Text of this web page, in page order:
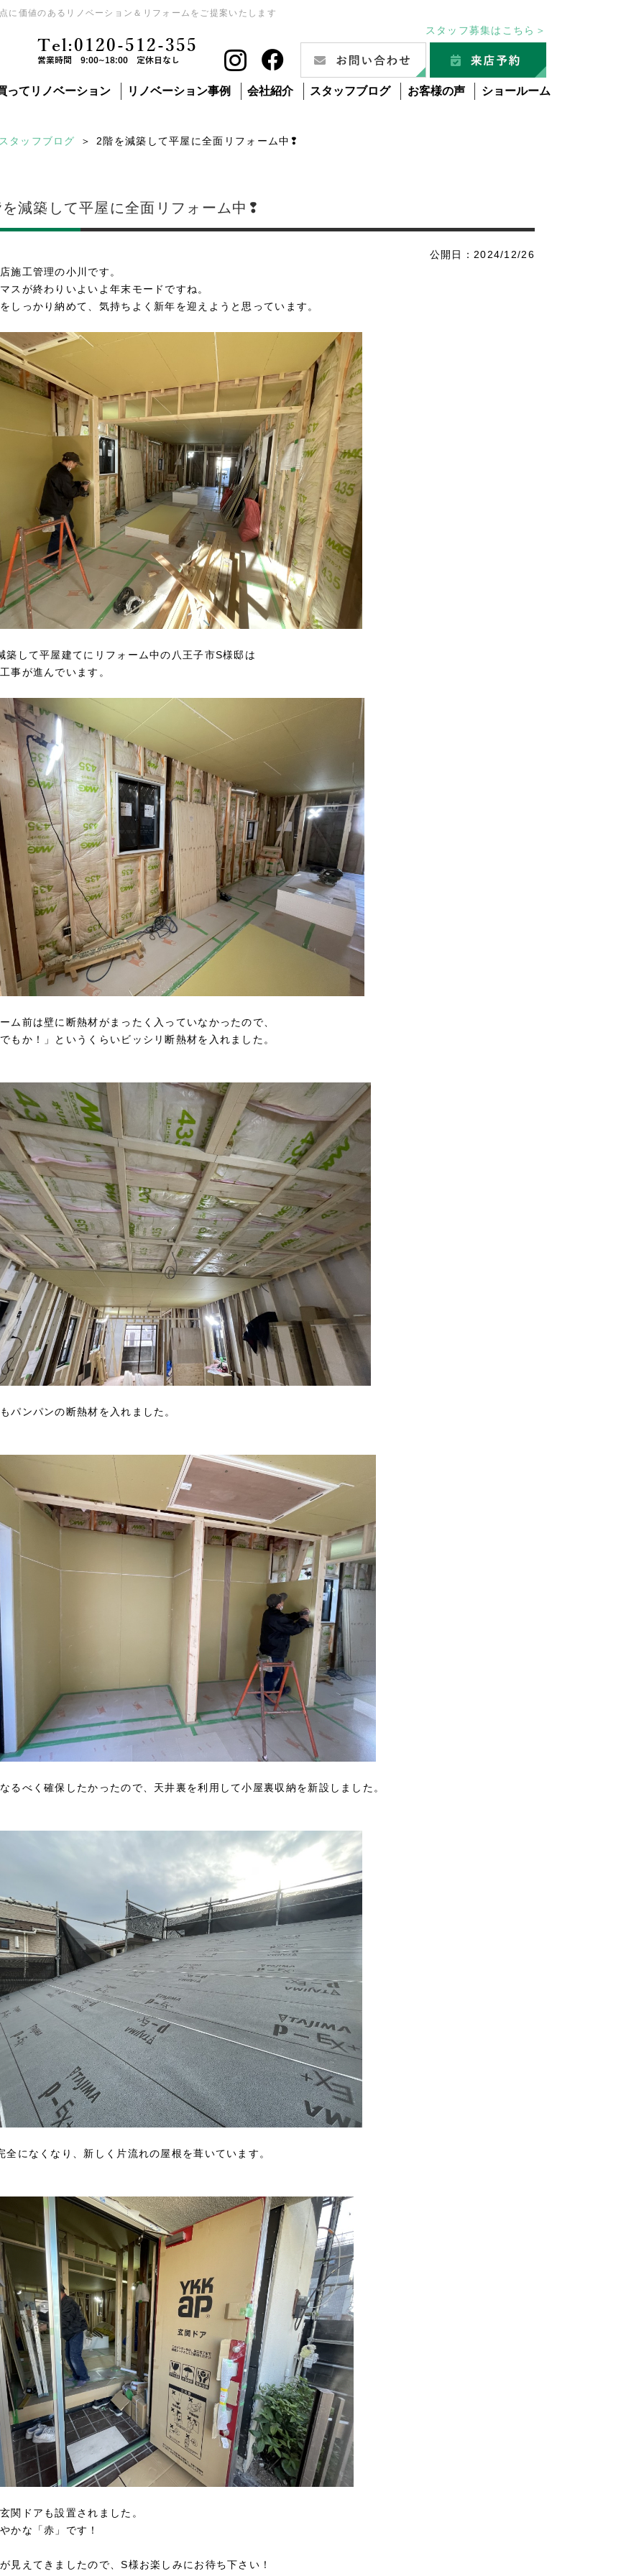
に価値のあるリノベーション＆リフォームをご提案いたします
スタッフ募集はこちら＞
Tel:0120-512-355
営業時間 9:00~18:00 定休日なし
ってリノベーション リノベーション事例 会社紹介 スタッフブログ お客様の声 ショールーム
タッフブログ 2階を減築して平屋に全面リフォーム中❢
減築して平屋に全面リフォーム中❢
公開日：2024/12/26
施工管理の小川です。
スが終わりいよいよ年末モードですね。
しっかり納めて、気持ちよく新年を迎えようと思っています。
築して平屋建てにリフォーム中の八王子市S様邸は
事が進んでいます。
ム前は壁に断熱材がまったく入っていなかったので、
もか！」というくらいビッシリ断熱材を入れました。
パンパンの断熱材を入れました。
るべく確保したかったので、天井裏を利用して小屋裏収納を新設しました。
全になくなり、新しく片流れの屋根を葺いています。
関ドアも設置されました。
かな「赤」です！
見えてきましたので、S様お楽しみにお待ち下さい！